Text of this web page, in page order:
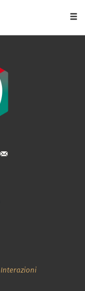
Interazioni